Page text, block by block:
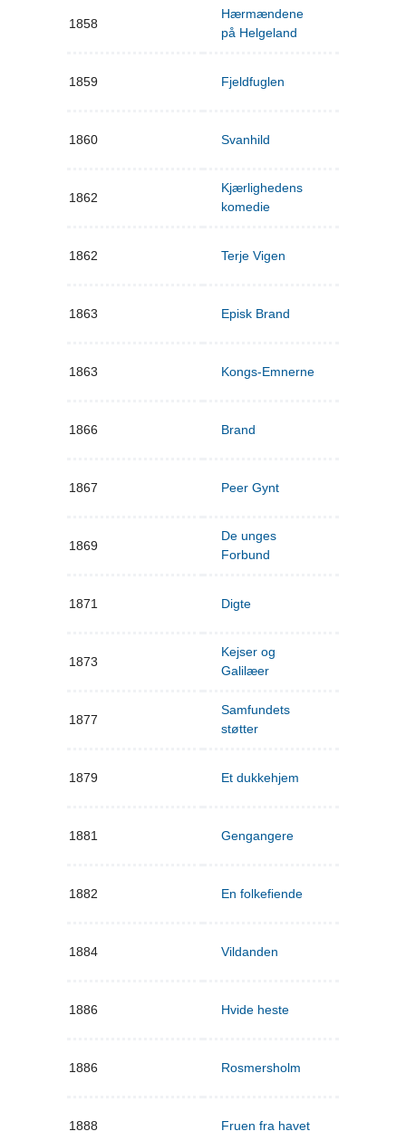
1858
Hærmændene
på Helgeland
1859 Fjeldfuglen
1860 Svanhild
1862
Kjærlighedens
komedie
1862 Terje Vigen
1863 Episk Brand
1863 Kongs-Emnerne
1866 Brand
1867 Peer Gynt
1869
De unges
Forbund
1871 Digte
1873
Kejser og
Galilæer
1877
Samfundets
støtter
1879 Et dukkehjem
1881 Gengangere
1882 En folkefiende
1884 Vildanden
1886 Hvide heste
1886 Rosmersholm
1888 Fruen fra havet